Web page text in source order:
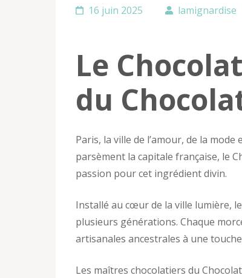
16 juin 2025 lamignardise
Le
du
Paris, la ville de l’amour, de la
parsèment la capitale française, le
passion pour cet ingrédient divin.
Installé au cœur de la ville lumière,
plusieurs générations. Chaque
artisanales ancestrales à une
Les maîtres chocolatiers du